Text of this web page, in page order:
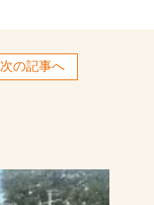
次の記事へ